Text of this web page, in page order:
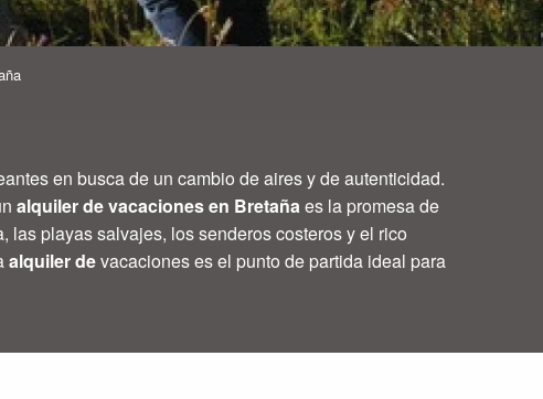
en busca de un cambio de aires y de autenticidad.
alquiler de vacaciones en Bretañaes la promesa de
las playas salvajes, los senderos costeros y el rico
alquiler devacaciones es el punto de partida ideal para